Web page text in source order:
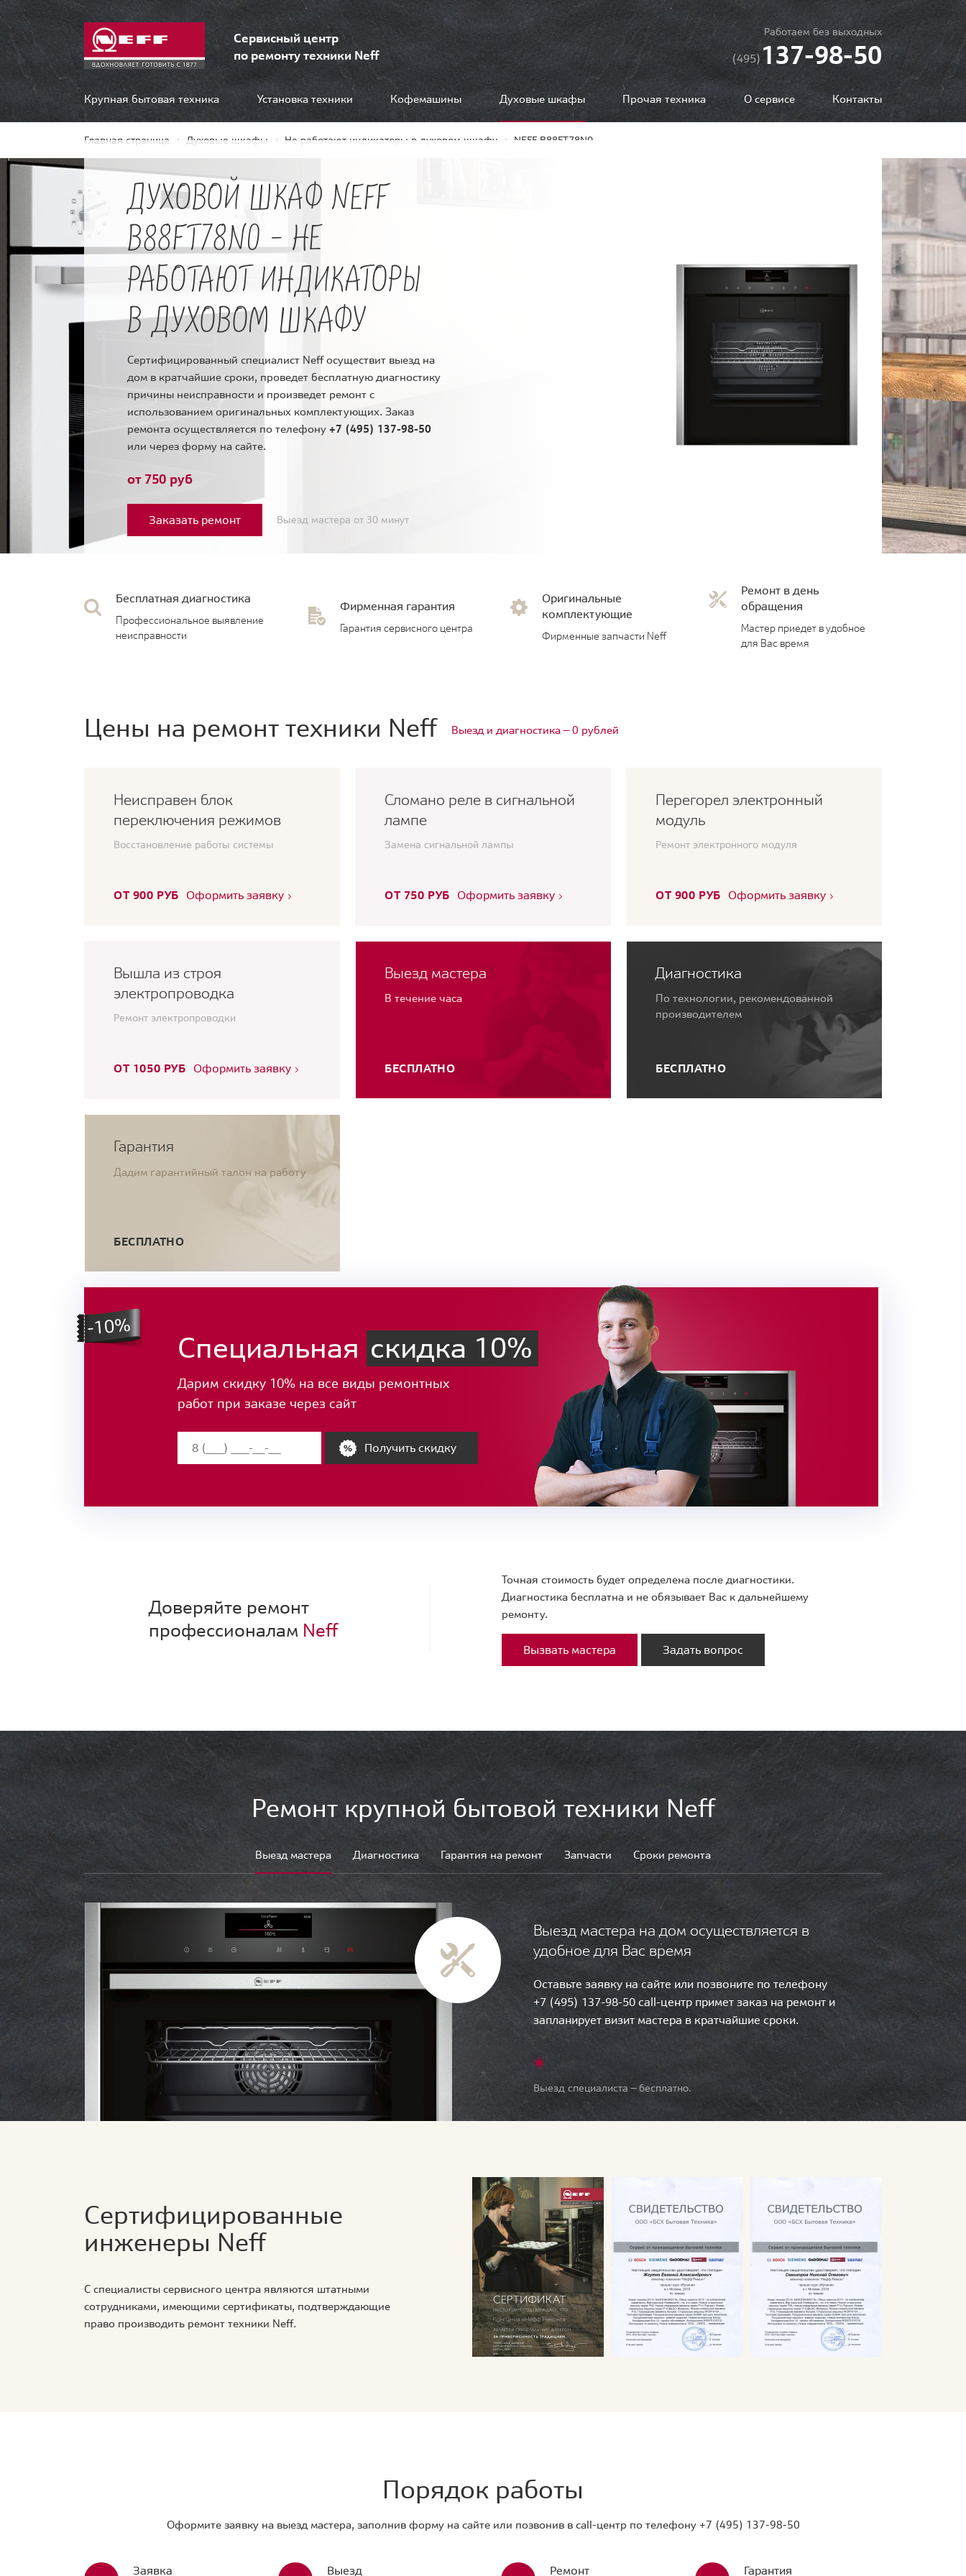
Сервисный центр
по ремонту техники Neff
Работаем без выходных
(495)137-98-50
Крупная бытовая техника Установка техники Кофемашины Духовые шкафы Прочая техника О сервисе Контакты
Главная страница Духовые шкафы Не работают индикаторы в духовом шкафу NEFF B88FT78N0
ДУХОВОЙ ШКАФ NEFF
B88FT78N0 - НЕ
РАБОТАЮТ ИНДИКАТОРЫ
В ДУХОВОМ ШКАФУ
Сертифицированный специалист Neff осуществит выезд на
дом в кратчайшие сроки, проведет бесплатную диагностику
причины неисправности и произведет ремонт с
использованием оригинальных комплектующих. Заказ
ремонта осуществляется по телефону +7 (495) 137-98-50
или через форму на сайте.
от 750 руб
Заказать ремонт Выезд мастера от 30 минут
Бесплатная диагностика
Профессиональное выявление
неисправности
Фирменная гарантия
Гарантия сервисного центра
Оригинальные
комплектующие
Фирменные запчасти Neff
Ремонт в день
обращения
Мастер приедет в удобное
для Вас время
Цены на ремонт техники Neff Выезд и диагностика — 0 рублей
Неисправен блок
переключения режимов
Восстановление работы системы
ОТ 900 РУБ Оформить заявку
Сломано реле в сигнальной
лампе
Замена сигнальной лампы
ОТ 750 РУБ Оформить заявку
Перегорел электронный
модуль
Ремонт электронного модуля
ОТ 900 РУБ Оформить заявку
Вышла из строя
электропроводка
Ремонт электропроводки
ОТ 1050 РУБ Оформить заявку
Выезд мастера
В течение часа
БЕСПЛАТНО
Диагностика
По технологии, рекомендованной
производителем
БЕСПЛАТНО
Гарантия
Дадим гарантийный талон на работу
БЕСПЛАТНО
Специальная скидка 10%
Дарим скидку 10% на все виды ремонтных
работ при заказе через сайт
Получить скидку
Доверяйте ремонт
профессионалам Neff
Точная стоимость будет определена после диагностики.
Диагностика бесплатна и не обязывает Вас к дальнейшему
ремонту.
Вызвать мастера Задать вопрос
Ремонт крупной бытовой техники Neff
Выезд мастера Диагностика Гарантия на ремонт Запчасти Сроки ремонта
Выезд мастера на дом осуществляется в
удобное для Вас время
Оставьте заявку на сайте или позвоните по телефону
+7 (495) 137-98-50 call-центр примет заказ на ремонт и
запланирует визит мастера в кратчайшие сроки.
Выезд специалиста — бесплатно.
Сертифицированные
инженеры Neff
С специалисты сервисного центра являются штатными
сотрудниками, имеющими сертификаты, подтверждающие
право производить ремонт техники Neff.
Порядок работы
Оформите заявку на выезд мастера, заполнив форму на сайте или позвонив в call-центр по телефону +7 (495) 137-98-50
Заявка Выезд Ремонт Гарантия